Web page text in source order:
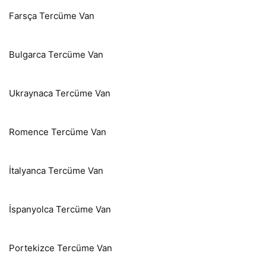
Farsça Tercüme Van
Bulgarca Tercüme Van
Ukraynaca Tercüme Van
Romence Tercüme Van
İtalyanca Tercüme Van
İspanyolca Tercüme Van
Portekizce Tercüme Van